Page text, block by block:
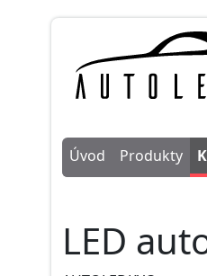
Úvod
Produkty
LED